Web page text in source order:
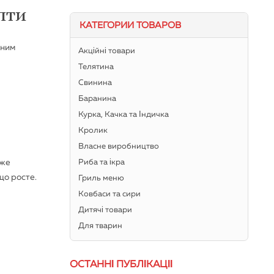
росте.
КАТЕГОРИИ ТОВАРОВ
Акційні товари
Телятина
Свинина
Баранина
Курка, Качка та Індичка
Кролик
Власне виробництво
Риба та ікра
Гриль меню
Ковбаси та сири
Дитячі товари
Для тварин
ОСТАННІ ПУБЛІКАЦІЇ